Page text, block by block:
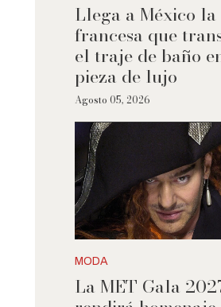
Llega a México la
francesa que
el traje de baño
pieza de lujo
Agosto 05, 2026
MODA
La MET Gala